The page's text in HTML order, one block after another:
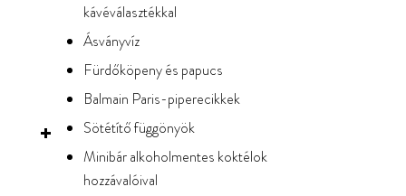
kávéválasztékkal
Ásványvíz
Fürdőköpeny és papucs
Balmain Paris-piperecikkek
Sötétítő függönyök
Minibár alkoholmentes koktélok
hozzávalóival